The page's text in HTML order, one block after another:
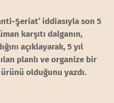
Şeriat’ iddiasıyla son 5
karşıtı dalganın,
açıklayarak, 5 yıl
planlı ve organize bir
ürünü olduğunu yazdı.